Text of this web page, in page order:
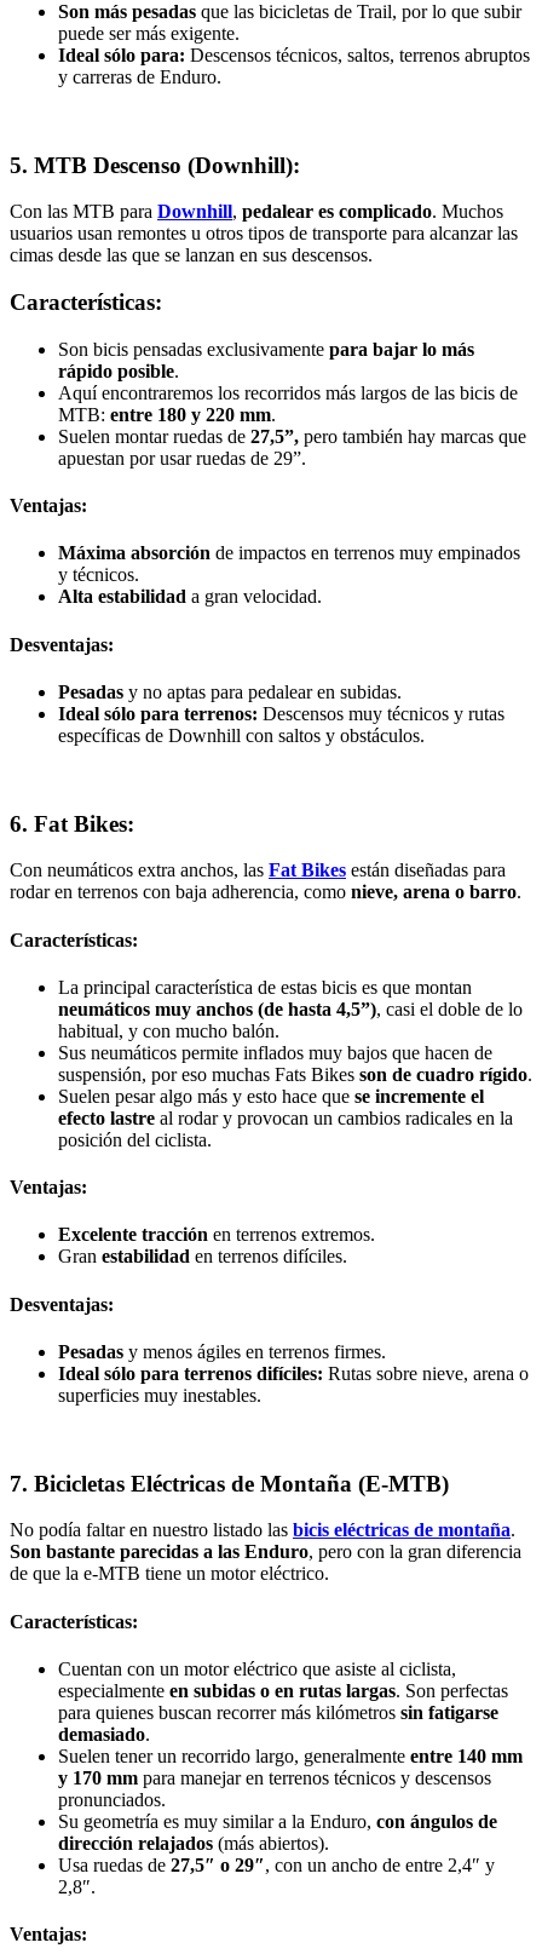
Son más pesadas que las bicicletas de Trail, por lo que subir
puede ser más exigente.
Ideal sólo para: Descensos técnicos, saltos, terrenos abruptos
y carreras de Enduro.
5. MTB Descenso (Downhill):
Con las MTB para Downhill, pedalear es complicado. Muchos
usuarios usan remontes u otros tipos de transporte para alcanzar las
cimas desde las que se lanzan en sus descensos.
Características:
Son bicis pensadas exclusivamente para bajar lo más
rápido posible.
Aquí encontraremos los recorridos más largos de las bicis de
MTB: entre 180 y 220 mm.
Suelen montar ruedas de 27,5”, pero también hay marcas que
apuestan por usar ruedas de 29”.
Ventajas:
Máxima absorción de impactos en terrenos muy empinados
y técnicos.
Alta estabilidad a gran velocidad.
Desventajas:
Pesadas y no aptas para pedalear en subidas.
Ideal sólo para terrenos: Descensos muy técnicos y rutas
específicas de Downhill con saltos y obstáculos.
6. Fat Bikes:
Con neumáticos extra anchos, las Fat Bikes están diseñadas para
rodar en terrenos con baja adherencia, como nieve, arena o barro.
Características:
La principal característica de estas bicis es que montan
neumáticos muy anchos (de hasta 4,5”), casi el doble de lo
habitual, y con mucho balón.
Sus neumáticos permite inflados muy bajos que hacen de
suspensión, por eso muchas Fats Bikes son de cuadro rígido.
Suelen pesar algo más y esto hace que se incremente el
efecto lastre al rodar y provocan un cambios radicales en la
posición del ciclista.
Ventajas:
Excelente tracción en terrenos extremos.
Gran estabilidad en terrenos difíciles.
Desventajas:
Pesadas y menos ágiles en terrenos firmes.
Ideal sólo para terrenos difíciles: Rutas sobre nieve, arena o
superficies muy inestables.
7. Bicicletas Eléctricas de Montaña (E-MTB)
No podía faltar en nuestro listado las bicis eléctricas de montaña.
Son bastante parecidas a las Enduro, pero con la gran diferencia
de que la e-MTB tiene un motor eléctrico.
Características:
Cuentan con un motor eléctrico que asiste al ciclista,
especialmente en subidas o en rutas largas. Son perfectas
para quienes buscan recorrer más kilómetros sin fatigarse
demasiado.
Suelen tener un recorrido largo, generalmente entre 140 mm
y 170 mm para manejar en terrenos técnicos y descensos
pronunciados.
Su geometría es muy similar a la Enduro, con ángulos de
dirección relajados (más abiertos).
Usa ruedas de 27,5″ o 29″, con un ancho de entre 2,4″ y
2,8″.
Ventajas: